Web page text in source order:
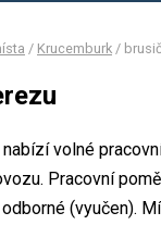
/ Krucemburk /
nabízí volné
Pracovní
(vyučen).